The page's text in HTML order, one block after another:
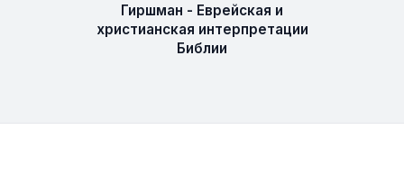
Гиршман - Еврейская и
христианская интерпретации
Библии